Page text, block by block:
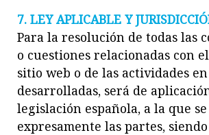
7. LEY APLICABLE Y
Para la resolución de todas las
o cuestiones relacionadas con
sitio web o de las actividades
desarrolladas, será de
legislación española, a la que
expresamente las partes,